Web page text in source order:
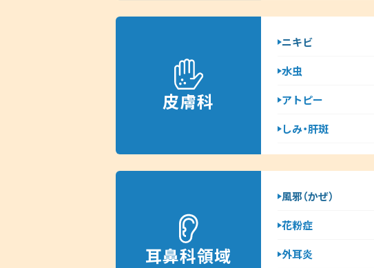
皮膚科
ニキビ
水虫
アトピー
しみ・肝斑
耳鼻科領域
風邪（かぜ）
花粉症
外耳炎